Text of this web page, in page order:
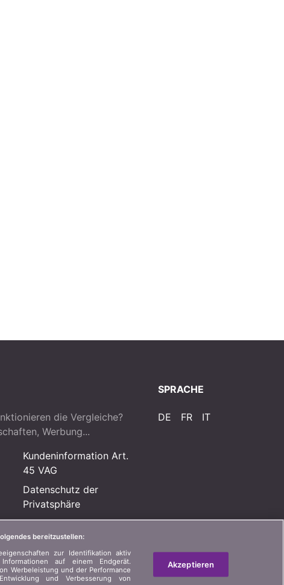
die Vergleiche?
Werbung...
Kundeninformation Art.
45 VAG
Datenschutz der
Privatsphäre
Rechtliche Informationen
Sitemap
SPRACHE
DE FR IT
bereitzustellen:
zur Identifikation aktiv
auf einem Endgerät.
Werbeleistung und der Performance
und Verbesserung von
Akzeptieren